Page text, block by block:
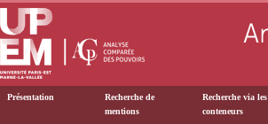
Présentation
Recherche de
mentions
Recherche via les
conteneurs